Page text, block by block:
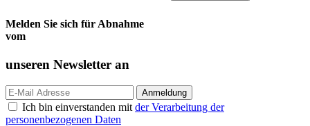
Melden Sie sich für Abnahme
vom
unseren Newsletter an
Ich bin einverstanden mit der Verarbeitung der
personenbezogenen Daten